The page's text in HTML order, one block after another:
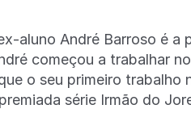
aluno André Barroso é a
começou a trabalhar
o seu primeiro
série Irmão do